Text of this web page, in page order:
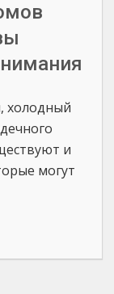
холодный
и
могут